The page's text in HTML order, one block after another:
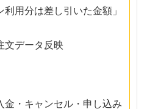
利用分は差し引いた金額」
文データ反映
・キャンセル・申し込み